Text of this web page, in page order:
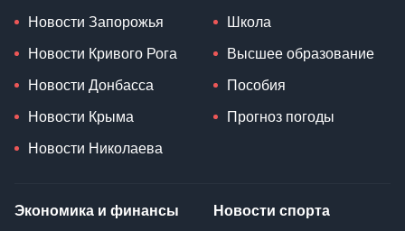
Новости Запорожья
Новости Кривого Рога
Новости Донбасса
Новости Крыма
Новости Николаева
Школа
Высшее образование
Пособия
Прогноз погоды
Экономика и финансы Новости спорта